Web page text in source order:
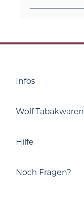
Noch Fragen?
Infos
Wolf Tabakwaren
Hilfe